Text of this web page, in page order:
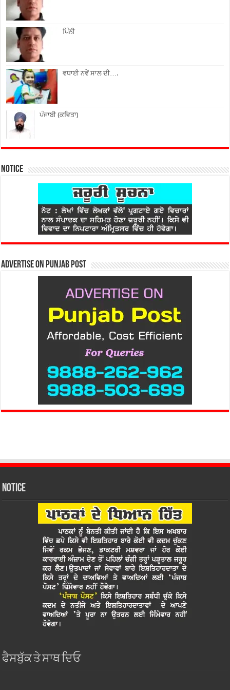
ਪਿੰਨੀ
ਵਧਾਈ ਨਵੇਂ ਸਾਲ ਦੀ….
ਪੰਜਾਬੀ (ਕਵਿਤਾ)
Notice
Advertise on Punjab Post
Notice
ਫੈਸਬੁੱਕ ਤੇ ਸਾਥ ਦਿਓ